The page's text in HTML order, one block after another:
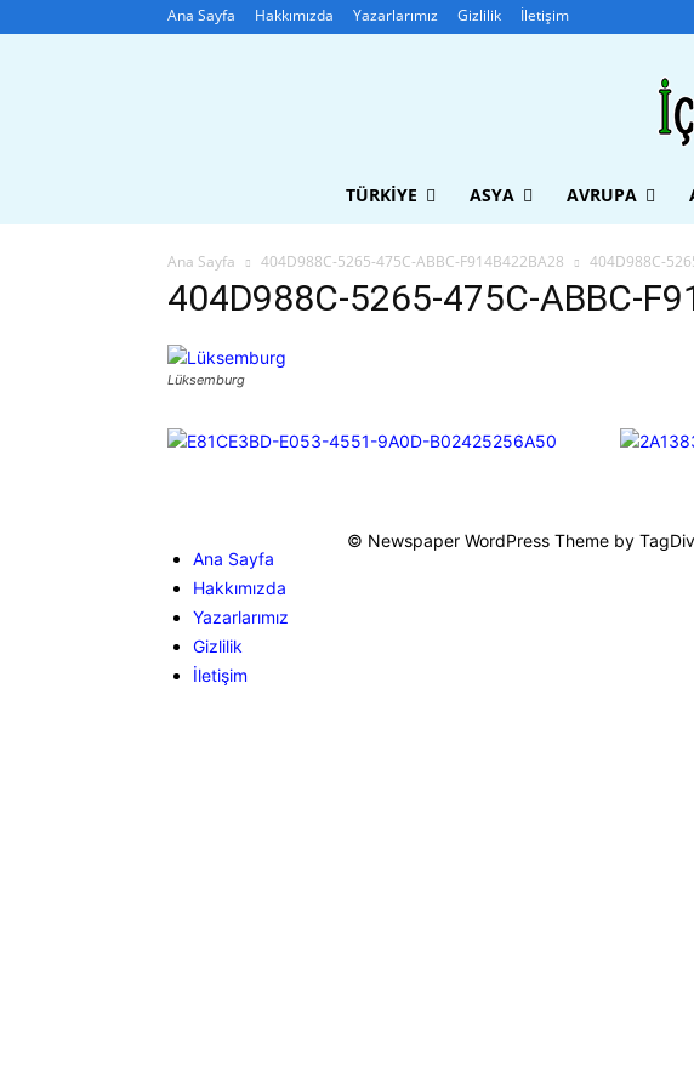
Ana Sayfa Hakkımızda Yazarlarımız Gizlilik İletişim
TÜRKIYE ASYA AVRUPA
Ana Sayfa 404D988C-5265-475C-ABBC-F914B422BA28 404D988C-
404D988C-5265-475C-ABBC-
Lüksemburg
Ana Sayfa
Hakkımızda
Yazarlarımız
Gizlilik
İletişim
© Newspaper WordPress Theme by TagDiv